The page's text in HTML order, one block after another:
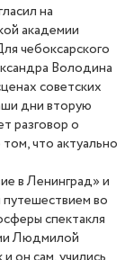
на
академии
чебоксарского
Володина
советских
дни вторую
разговор о
что актуально
в Ленинград» и
во
спектакля
Людмилой